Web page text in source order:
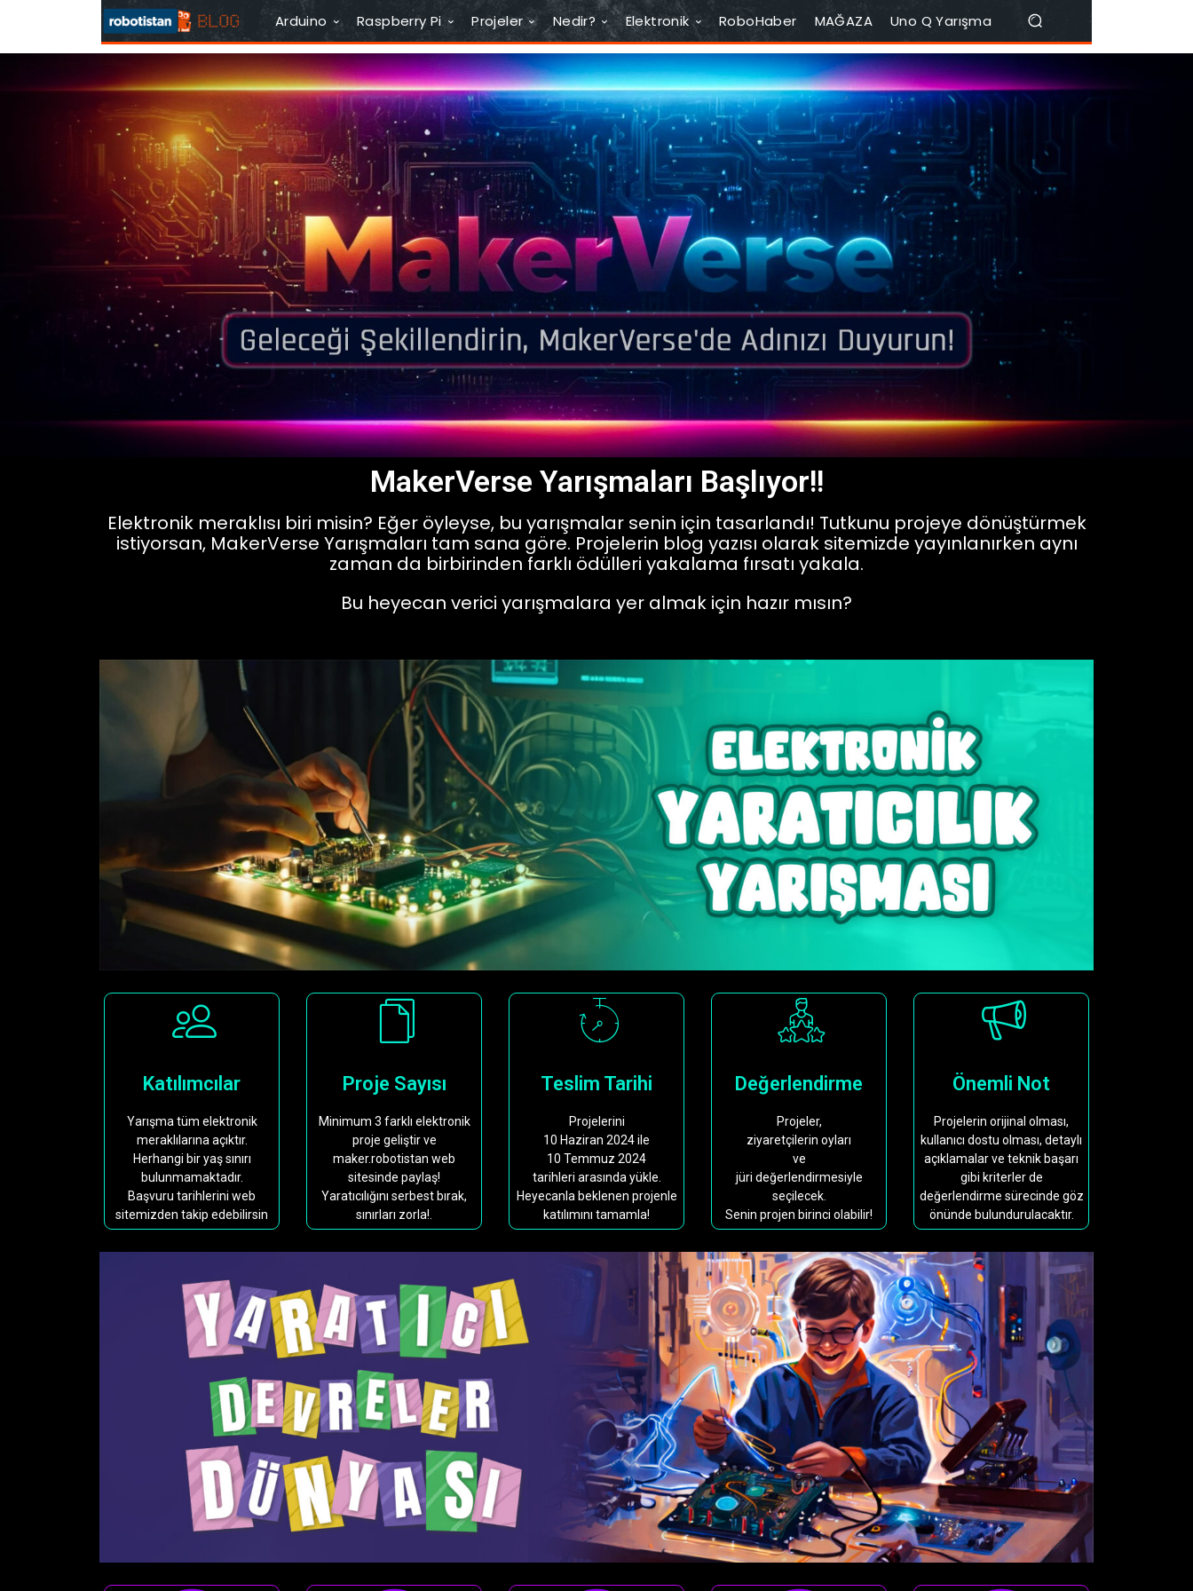
Arduino Raspberry Pi Projeler Nedir? Elektronik RoboHaber MAĞAZA Uno Q Yarışma
MakerVerse Yarışmaları Başlıyor!!
Elektronik meraklısı biri misin? Eğer öyleyse, bu yarışmalar senin için tasarlandı! Tutkunu projeye dönüştürmek
istiyorsan, MakerVerse Yarışmaları tam sana göre. Projelerin blog yazısı olarak sitemizde yayınlanırken aynı
zaman da birbirinden farklı ödülleri yakalama fırsatı yakala.
Bu heyecan verici yarışmalara yer almak için hazır mısın?
Katılımcılar
Yarışma tüm elektronik
meraklılarına açıktır.
Herhangi bir yaş sınırı
bulunmamaktadır.
Başvuru tarihlerini web
sitemizden takip edebilirsin
Proje Sayısı
Minimum 3 farklı elektronik
proje geliştir ve
maker.robotistan web
sitesinde paylaş!
Yaratıcılığını serbest bırak,
sınırları zorla!.
Teslim Tarihi
Projelerini
10 Haziran 2024 ile
10 Temmuz 2024
tarihleri arasında yükle.
Heyecanla beklenen projenle
katılımını tamamla!
Değerlendirme
Projeler,
ziyaretçilerin oyları
ve
jüri değerlendirmesiyle
seçilecek.
Senin projen birinci olabilir!
Önemli Not
Projelerin orijinal olması,
kullanıcı dostu olması, detaylı
açıklamalar ve teknik başarı
gibi kriterler de
değerlendirme sürecinde göz
önünde bulundurulacaktır.